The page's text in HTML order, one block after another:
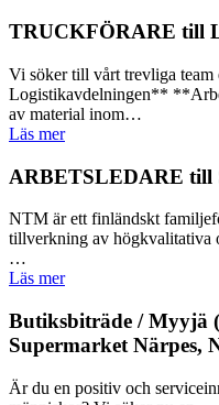
TRUCKFÖRARE till
Vi söker till vårt trevliga
Logistikavdelningen**
av material inom…
Läs mer
ARBETSLEDARE till
NTM är ett finländskt
tillverkning av högkvalitativa
…
Läs mer
Butiksbiträde / Myyjä
Supermarket Närpes,
Är du en positiv och